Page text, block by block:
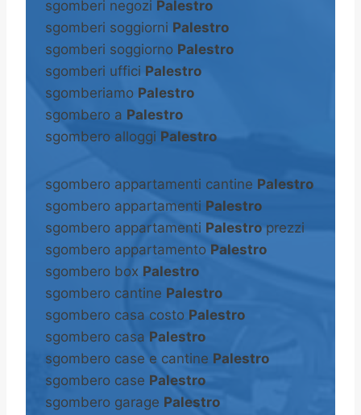
sgomberi negozi Palestro
sgomberi soggiorni Palestro
sgomberi soggiorno Palestro
sgomberi uffici Palestro
sgomberiamo Palestro
sgombero a Palestro
sgombero alloggi Palestro
sgombero appartamenti cantine Palestro
sgombero appartamenti Palestro
sgombero appartamenti Palestro prezzi
sgombero appartamento Palestro
sgombero box Palestro
sgombero cantine Palestro
sgombero casa costo Palestro
sgombero casa Palestro
sgombero case e cantine Palestro
sgombero case Palestro
sgombero garage Palestro